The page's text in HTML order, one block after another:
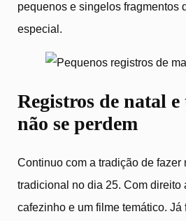
pequenos e singelos fragmentos
especial.
Registros de natal
não se perdem
Continuo com a tradição de fazer
tradicional no dia 25. Com direito
cafezinho e um filme temático.